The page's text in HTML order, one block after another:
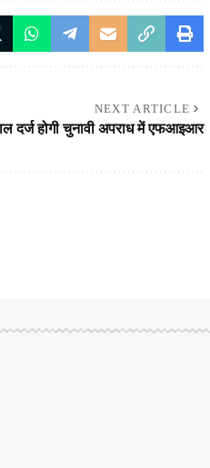
NEXT ARTICLE
दर्ज होगी चुनावी अपराध में एफआइआर